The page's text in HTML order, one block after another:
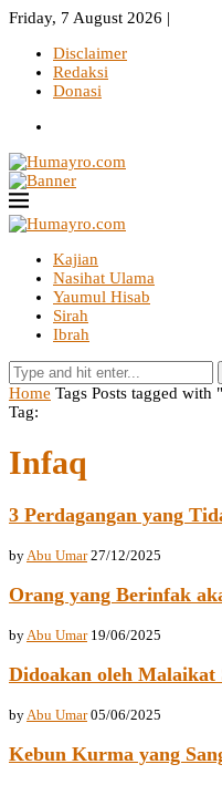
Friday, 7 August 2026 |
Disclaimer
Redaksi
Donasi
Kajian
Nasihat Ulama
Yaumul Hisab
Sirah
Ibrah
Home Tags Posts tagged with
Tag:
Infaq
3 Perdagangan yang
by Abu Umar 27/12/2025
Orang yang Berinfak
by Abu Umar 19/06/2025
Didoakan oleh Malaikat
by Abu Umar 05/06/2025
Kebun Kurma yang